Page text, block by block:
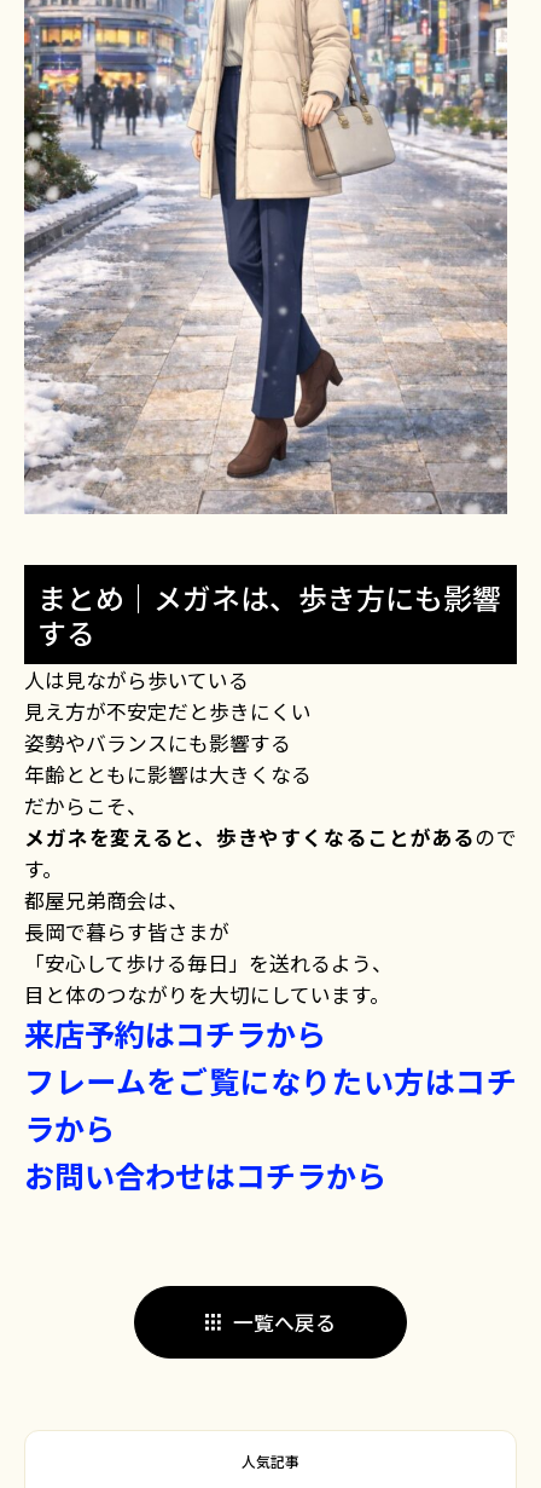
まとめ｜メガネは、歩き方にも影響
する
人は見ながら歩いている
見え方が不安定だと歩きにくい
姿勢やバランスにも影響する
年齢とともに影響は大きくなる
だからこそ、
メガネを変えると、歩きやすくなることがあるので
す。
都屋兄弟商会は、
長岡で暮らす皆さまが
「安心して歩ける毎日」を送れるよう、
目と体のつながりを大切にしています。
来店予約はコチラから
フレームをご覧になりたい方はコチ
ラから
お問い合わせはコチラから
一覧へ戻る
人気記事